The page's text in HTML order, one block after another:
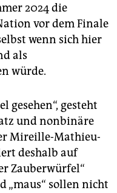
2024 die
vor dem Finale
wenn sich hier
als
würde.
gesehen“, gesteht
und nonbinäre
Mireille-Mathieu-
deshalb auf
Zauberwürfel“
„maus“ sollen nicht